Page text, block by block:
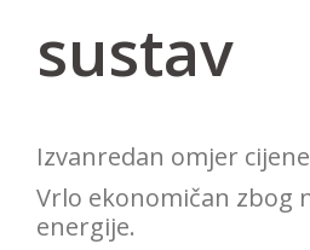
sustav
Izvanredan omjer
Vrlo ekonomičan zbog
energije.